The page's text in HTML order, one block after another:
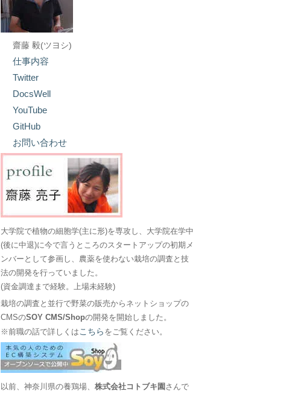
齋藤 毅(ツヨシ)
仕事内容
Twitter
DocsWell
YouTube
GitHub
お問い合わせ
大学院で植物の細胞学(主に形)を専攻し、大学院在学中
(後に中退)に今で言うところのスタートアップの初期メ
ンバーとして参画し、農薬を使わない栽培の調査と技
法の開発を行っていました。
(資金調達まで経験。上場未経験)
栽培の調査と並行で野菜の販売からネットショップの
CMSのSOY CMS/Shopの開発を開始しました。
※前職の話で詳しくは こちら をご覧ください。
以前、神奈川県の養鶏場、株式会社コトブキ園 さんで